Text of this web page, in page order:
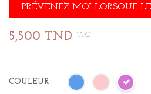
PRÉVENEZ-MOI LORSQUE
5,500 TND TTC
COULEUR :